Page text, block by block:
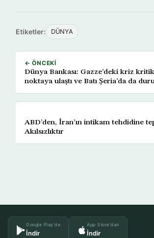
Etiketler: DÜNYA
← ÖNCEKI
Dünya Bankası: Gazze’deki kriz
noktaya ulaştı ve Batı Şeria’da da
ABD’den, İran’ın intikam tehdidine
Akılsızlıktır
Google Play'de
İndir
App Store'dan
İndir